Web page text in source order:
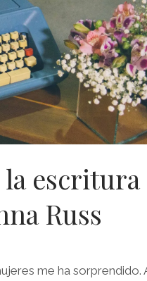
escritura
Russ
me ha sorprendido.